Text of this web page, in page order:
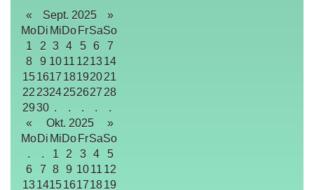
« Sept. 2025
»
MoDi MiDo FrSaSo
1
2 3 4 5 6
7
8
9 1011 121314
151617 18192021
22 2324252627 28
2930 . . . .
.
«
Okt. 2025
»
MoDi MiDo FrSaSo
.
. 1 2 3 4
5
6
7 8 9 1011 12
13141516171819